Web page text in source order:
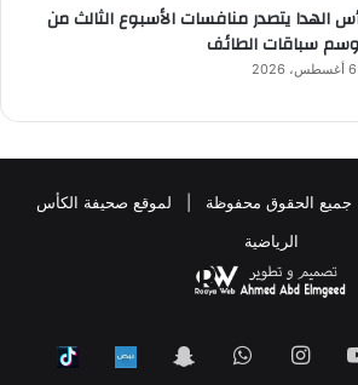
الهدا يتصدر منافسات الأسبوع الثالث من
سباقات الطائف
6 أغسطس، 2026
حقوق النشر 2026، جميع الحقوق محفوظة | لموقع صحيفة الكأس
الرياضية
‫YouTubeانستقرامواتساب Snapchat
Nabd